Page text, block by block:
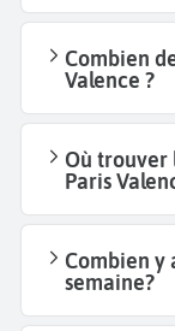
Combien
Valence ?
Où trouver
Paris
Combien y
semaine?